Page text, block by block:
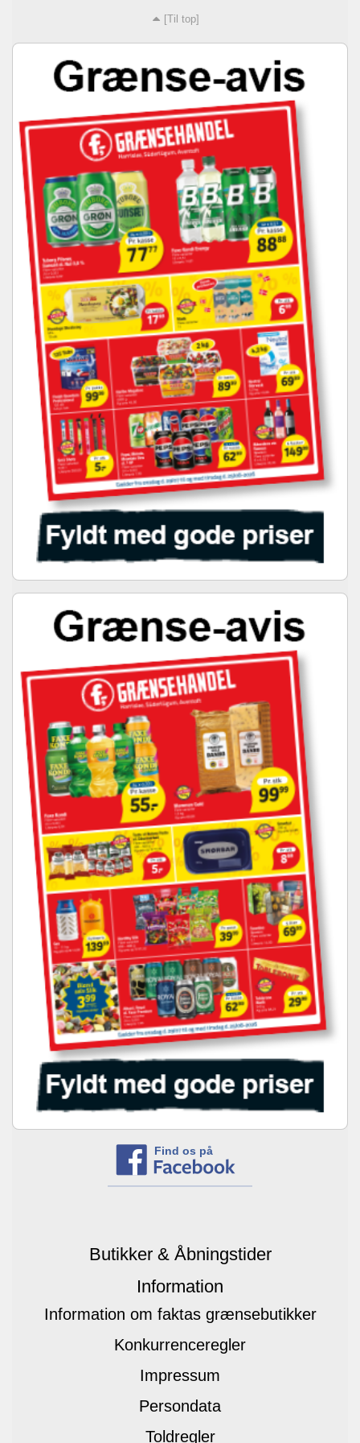
[Til top]
Find os på
Butikker & Åbningstider
Information
Information om faktas grænsebutikker
Konkurrenceregler
Impressum
Persondata
Toldregler